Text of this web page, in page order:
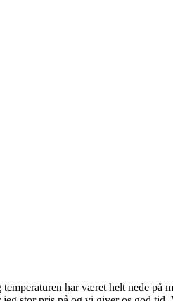
har været helt nede